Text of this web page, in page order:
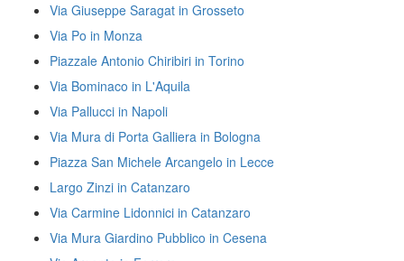
Via Giuseppe Saragat in Grosseto
Via Po in Monza
Piazzale Antonio Chiribiri in Torino
Via Bominaco in L'Aquila
Via Pallucci in Napoli
Via Mura di Porta Galliera in Bologna
Piazza San Michele Arcangelo in Lecce
Largo Zinzi in Catanzaro
Via Carmine Lidonnici in Catanzaro
Via Mura Giardino Pubblico in Cesena